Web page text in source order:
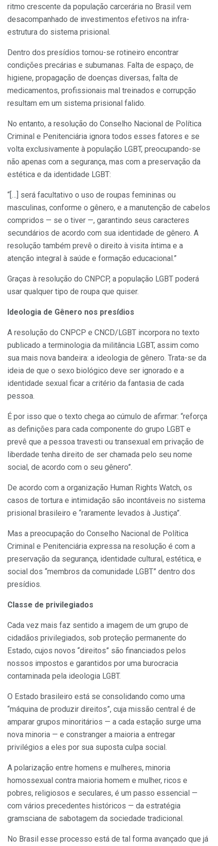
ritmo crescente da população carcerária no Brasil vem
desacompanhado de investimentos efetivos na infra-
estrutura do sistema prisional.
Dentro dos presídios tornou-se rotineiro encontrar
condições precárias e subumanas. Falta de espaço, de
higiene, propagação de doenças diversas, falta de
medicamentos, profissionais mal treinados e corrupção
resultam em um sistema prisional falido.
No entanto, a resolução do Conselho Nacional de Política
Criminal e Penitenciária ignora todos esses fatores e se
volta exclusivamente à população LGBT, preocupando-se
não apenas com a segurança, mas com a preservação da
estética e da identidade LGBT:
“[…] será facultativo o uso de roupas femininas ou
masculinas, conforme o gênero, e a manutenção de cabelos
compridos — se o tiver —, garantindo seus caracteres
secundários de acordo com sua identidade de gênero. A
resolução também prevê o direito à visita íntima e a
atenção integral à saúde e formação educacional.”
Graças à resolução do CNPCP, a população LGBT poderá
usar qualquer tipo de roupa que quiser.
Ideologia de Gênero nos presídios
A resolução do CNPCP e CNCD/LGBT incorpora no texto
publicado a terminologia da militância LGBT, assim como
sua mais nova bandeira: a ideologia de gênero. Trata-se da
ideia de que o sexo biológico deve ser ignorado e a
identidade sexual ficar a critério da fantasia de cada
pessoa.
É por isso que o texto chega ao cúmulo de afirmar: “reforça
as definições para cada componente do grupo LGBT e
prevê que a pessoa travesti ou transexual em privação de
liberdade tenha direito de ser chamada pelo seu nome
social, de acordo com o seu gênero”.
De acordo com a organização Human Rights Watch, os
casos de tortura e intimidação são incontáveis no sistema
prisional brasileiro e “raramente levados à Justiça”.
Mas a preocupação do Conselho Nacional de Política
Criminal e Penitenciária expressa na resolução é com a
preservação da segurança, identidade cultural, estética, e
social dos “membros da comunidade LGBT” dentro dos
presídios.
Classe de privilegiados
Cada vez mais faz sentido a imagem de um grupo de
cidadãos privilegiados, sob proteção permanente do
Estado, cujos novos “direitos” são financiados pelos
nossos impostos e garantidos por uma burocracia
contaminada pela ideologia LGBT.
O Estado brasileiro está se consolidando como uma
“máquina de produzir direitos”, cuja missão central é de
amparar grupos minoritários — a cada estação surge uma
nova minoria — e constranger a maioria a entregar
privilégios a eles por sua suposta culpa social.
A polarização entre homens e mulheres, minoria
homossexual contra maioria homem e mulher, ricos e
pobres, religiosos e seculares, é um passo essencial —
com vários precedentes históricos — da estratégia
gramsciana de sabotagem da sociedade tradicional.
No Brasil esse processo está de tal forma avançado que já